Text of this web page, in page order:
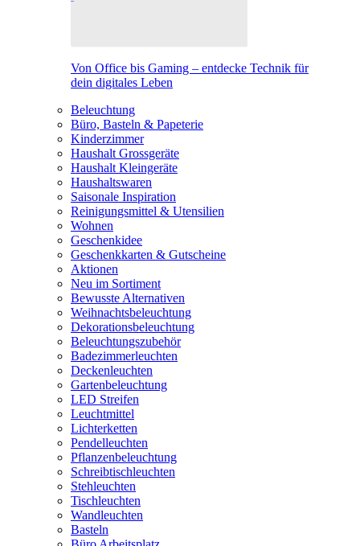
Von Office bis Gaming – entdecke Technik für
dein digitales Leben
Beleuchtung
Büro, Basteln & Papeterie
Kinderzimmer
Haushalt Grossgeräte
Haushalt Kleingeräte
Haushaltswaren
Saisonale Inspiration
Reinigungsmittel & Utensilien
Wohnen
Geschenkidee
Geschenkkarten & Gutscheine
Aktionen
Neu im Sortiment
Bewusste Alternativen
Weihnachtsbeleuchtung
Dekorationsbeleuchtung
Beleuchtungszubehör
Badezimmerleuchten
Deckenleuchten
Gartenbeleuchtung
LED Streifen
Leuchtmittel
Lichterketten
Pendelleuchten
Pflanzenbeleuchtung
Schreibtischleuchten
Stehleuchten
Tischleuchten
Wandleuchten
Basteln